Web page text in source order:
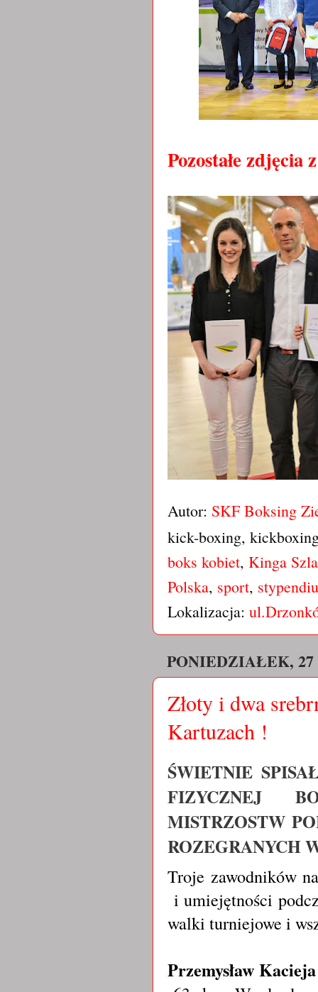
Pozostałe
Autor: SKF Boksing
kick-boxing,
boks kobiet, Kinga
Polska, sport,
Lokalizacja:
PONIEDZIAŁEK, 27
Złoty i dwa
Kartuzach !
ŚWIETNIE
FIZYCZNEJ
MISTRZOSTW
ROZEGRANYCH
Troje zawodników
i umiejętności
walki turniejowe i
Przemysław Kacieja